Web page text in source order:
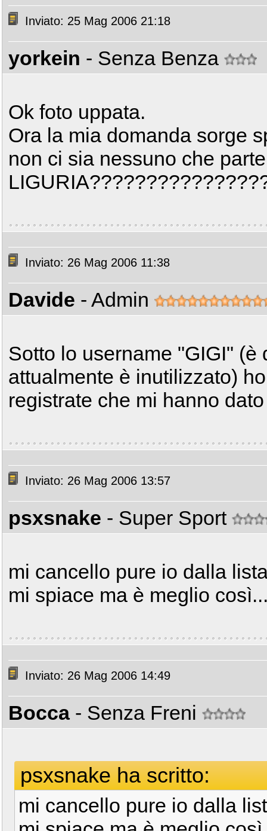
Inviato: 25 Mag 2006 21:18
yorkein - Senza Benza
Ok foto uppata.
Ora la mia domanda sorge
non ci sia nessuno che
Inviato: 26 Mag 2006 11:38
Davide - Admin
Sotto lo username "GIGI" (è
attualmente è inutilizzato)
registrate che mi hanno
Inviato: 26 Mag 2006 13:57
psxsnake - Super Sport
mi cancello pure io dalla
mi spiace ma è meglio
Inviato: 26 Mag 2006 14:49
Bocca - Senza Freni
psxsnake ha scritto:
mi cancello pure io dalla